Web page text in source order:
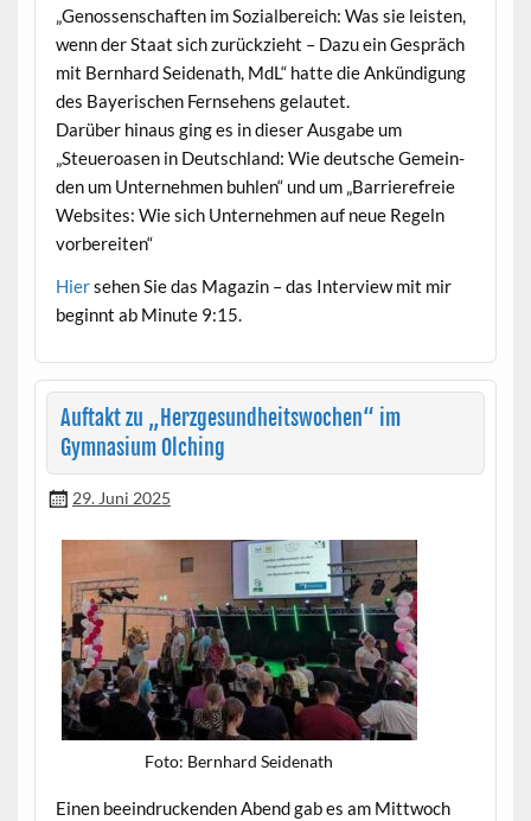
„Genossen­schaften im Sozial­bere­ich: Was sie leis­ten,
wenn der Staat sich zurückzieht – Dazu ein Gespräch
mit Bern­hard Sei­de­nath, MdL“ hat­te die Ankündi­gung
des Bay­erischen Fernse­hens gelautet.
Darüber hin­aus ging es in dieser Aus­gabe um
„Steueroasen in Deutsch­land: Wie deutsche Gemein­
den um Unternehmen buhlen“ und um „Bar­ri­ere­freie
Web­sites: Wie sich Unternehmen auf neue Regeln
vorbereiten“
Hiersehen Sie das Mag­a­zin – das Inter­view mit mir
begin­nt ab Minute 9:15.
Auftakt zu „Herzgesundheitswochen“ im
Gymnasium Olching
29. Juni 2025
Foto: Bern­hard Seidenath
Einen beein­druck­enden Abend gab es am Mittwoch